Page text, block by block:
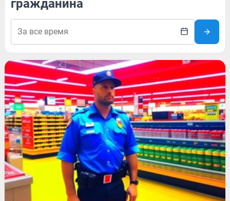
гражданина